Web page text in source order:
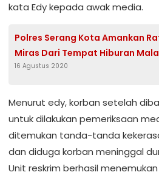
kata Edy kepada awak media.
Polres Serang Kota Amankan
Miras Dari Tempat Hiburan
16 Agustus 2020
Menurut edy, korban setelah
untuk dilakukan pemeriksaan
ditemukan tanda-tanda
dan diduga korban meninggal
Unit reskrim berhasil